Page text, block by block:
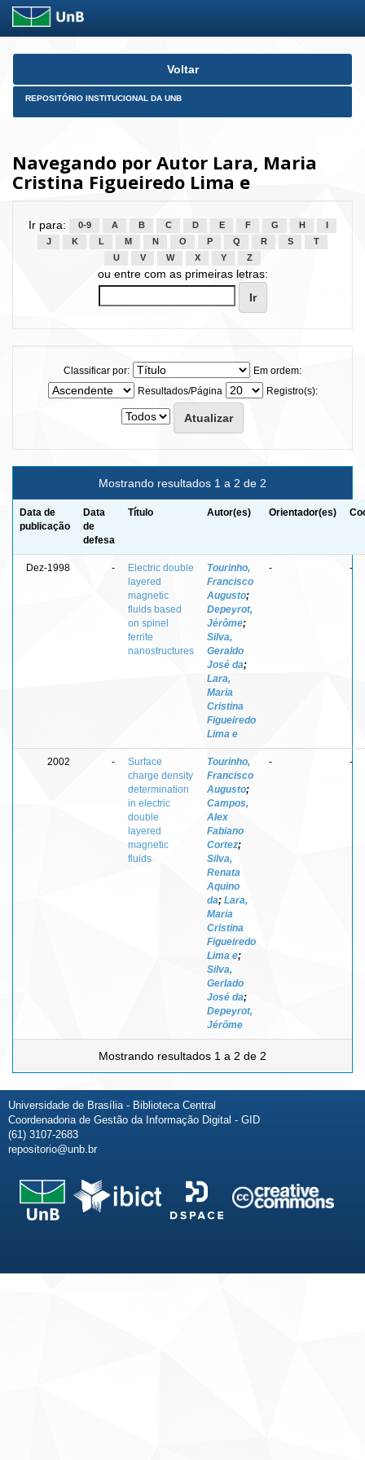
Skip
Voltar
REPOSITÓRIO INSTITUCIONAL DA UNB
Navegando por Autor Lara, Maria
Cristina Figueiredo Lima e
Ir para: 0-9 A B C D E F G H
J
K L M N O P Q R S
T
U
V W X Y Z
ou entre com as primeiras letras:
Classificar por:
Em ordem:
Resultados/Página
Registro(s):
Mostrando resultados 1 a 2 de 2
Data de
publicação
Data
de
defesa
Título Autor(es) Orientador(es)
Dez-1998 -
Electric double
layered
magnetic
fluids based
on spinel
ferrite
nanostructures
Tourinho,
Francisco
Augusto;
Depeyrot,
Jérôme;
Silva,
Geraldo
José da;
Lara,
Maria
Cristina
Figueiredo
Lima e
- -
2002 -
Surface
charge density
determination
in electric
double
layered
magnetic
fluids
Tourinho,
Francisco
Augusto;
Campos,
Alex
Fabiano
Cortez;
Silva,
Renata
Aquino
da; Lara,
Maria
Cristina
Figueiredo
Lima e;
Silva,
Gerlado
José da;
Depeyrot,
Jérôme
- -
Mostrando resultados 1 a 2 de 2
Universidade de Brasília - Biblioteca Central
Coordenadoria de Gestão da Informação Digital - GID
(61) 3107-2683
repositorio@unb.br